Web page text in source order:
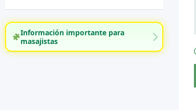
Información importante para
masajistas